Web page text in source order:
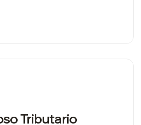
Tributario